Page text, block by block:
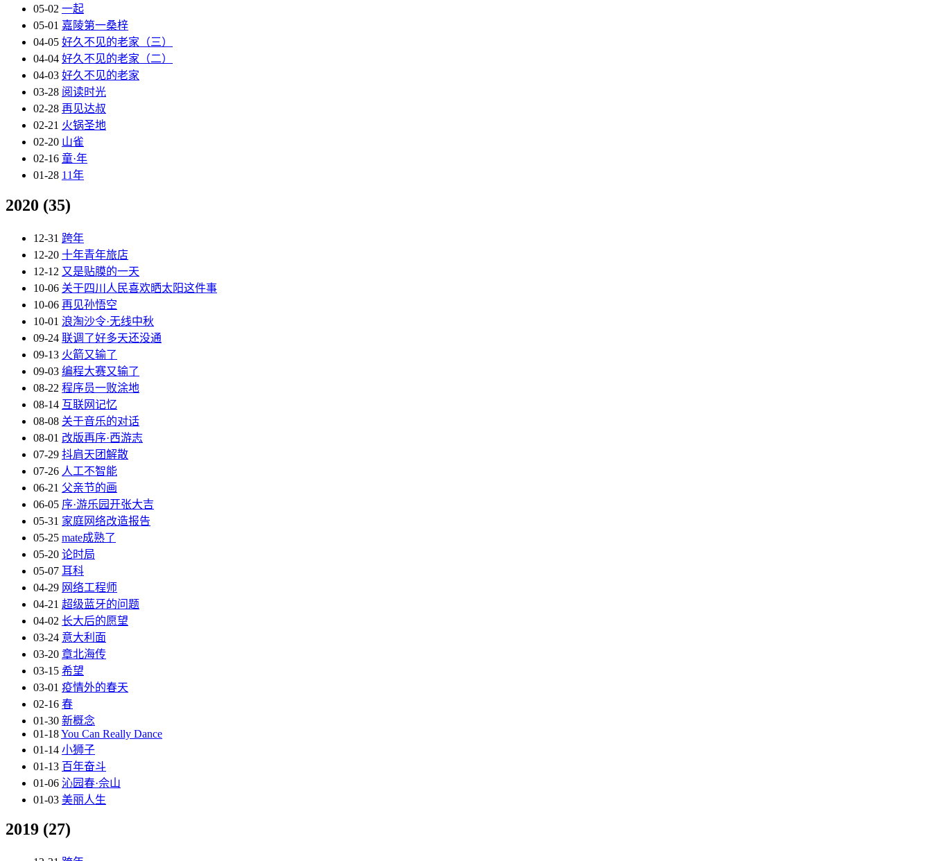
05-02 一起
05-01 嘉陵第一桑梓
04-05 好久不见的老家（三）
04-04 好久不见的老家（二）
04-03 好久不见的老家
03-28 阅读时光
02-28 再见达叔
02-21 火锅圣地
02-20 山雀
02-16 童·年
01-28 11年
2020 (35)
12-31 跨年
12-20 十年青年旅店
12-12 又是贴膜的一天
10-06 关于四川人民喜欢晒太阳这件事
10-06 再见孙悟空
10-01 浪淘沙令·无线中秋
09-24 联调了好多天还没通
09-13 火箭又输了
09-03 编程大赛又输了
08-22 程序员一败涂地
08-14 互联网记忆
08-08 关于音乐的对话
08-01 改版再序·西游志
07-29 抖肩天团解散
07-26 人工不智能
06-21 父亲节的画
06-05 序·游乐园开张大吉
05-31 家庭网络改造报告
05-25 mate成熟了
05-20 论时局
05-07 耳科
04-29 网络工程师
04-21 超级蓝牙的问题
04-02 长大后的愿望
03-24 意大利面
03-20 章北海传
03-15 希望
03-01 疫情外的春天
02-16 春
01-30 新概念
01-18You Can Really Dance
01-14 小狮子
01-13 百年奋斗
01-06 沁园春·佘山
01-03 美丽人生
2019 (27)